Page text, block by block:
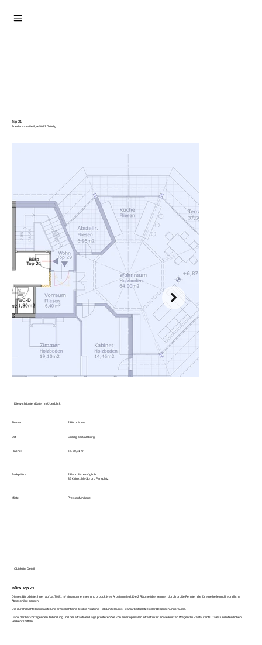
Top 21
Friedensstraße 8, A-5082 Grödig
Die wichtigsten Daten im Überblick
Zimmer:
Ort:
Fläche:
Parkplätze:
Miete:
2 Büroräume
Grödig bei Salzburg
ca. 70,81 m²
Preis auf Anfrage
2 Parkplätze möglich
36 € (inkl. MwSt.) pro Parkplatz
Objekt im Detail
Büro Top 21
Dieses Büro bietet Ihnen auf ca. 70,81 m² ein angenehmes und produktives Arbeitsumfeld. Die 2 Räume überzeugen durch große Fenster, die für eine helle und freundliche
Atmosphäre sorgen.
Die durchdachte Raumaufteilung ermöglicht eine flexible Nutzung – ob Einzelbüros, Teamarbeitsplätze oder Besprechungsräume.
Dank der hervorragenden Anbindung und der attraktiven Lage profitieren Sie von einer optimalen Infrastruktur sowie kurzen Wegen zu Restaurants, Cafés und öffentlichen
Verkehrsmitteln.